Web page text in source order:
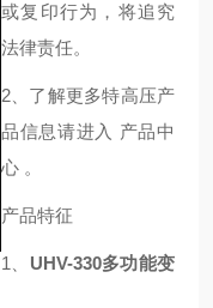
或复印行为，将追究
法律责任。
2、了解更多特高压产
品信息请进入 产品中
心 。
产品特征
1、 UHV-330多功能变